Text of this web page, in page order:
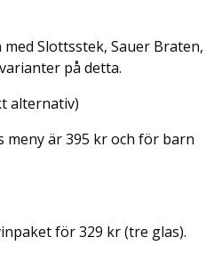
Slottsstek, Sauer Braten,
på detta.
alternativ)
är 395 kr och för barn
för 329 kr (tre glas).